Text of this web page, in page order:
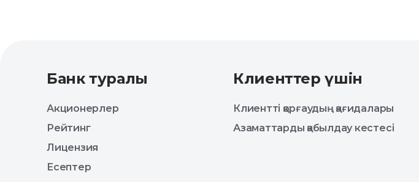
Банк туралы
Акционерлер
Рейтинг
Лицензия
Есептер
Клиенттер үшін
Клиентті қорғаудың қағидалары
Азаматтарды қабылдау кестесі